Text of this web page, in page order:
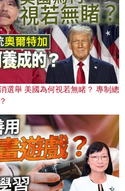
選舉 美國為何視若無睹？ 專制總